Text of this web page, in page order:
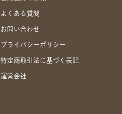
よくある質問
お問い合わせ
プライバシーポリシー
特定商取引法に基づく表記
運営会社